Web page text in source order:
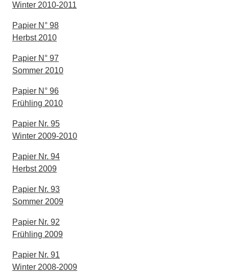
Winter 2010-2011
Papier N° 98
Herbst 2010
Papier N° 97
Sommer 2010
Papier N° 96
Frühling 2010
Papier Nr. 95
Winter 2009-2010
Papier Nr. 94
Herbst 2009
Papier Nr. 93
Sommer 2009
Papier Nr. 92
Frühling 2009
Papier Nr. 91
Winter 2008-2009